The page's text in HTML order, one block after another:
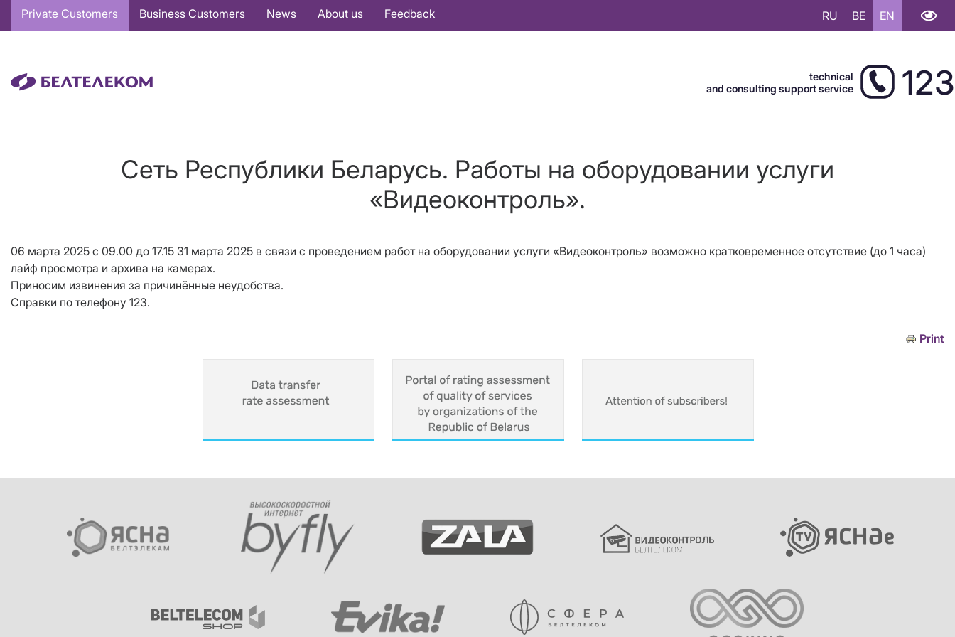
Основная
навигация
Private Customers Business Customers News About us Feedback RU BE EN
technical
and consulting support service
123
Сеть Республики Беларусь. Работы на оборудовании услуги
«Видеоконтроль».
06 марта 2025 с 09.00 до 17.15 31 марта 2025 в связи с проведением работ на оборудовании услуги «Видеоконтроль» возможно кратковременное отсутствие (до 1 часа)
лайф просмотра и архива на камерах.
Приносим извинения за причинённые неудобства.
Справки по телефону 123.
Print